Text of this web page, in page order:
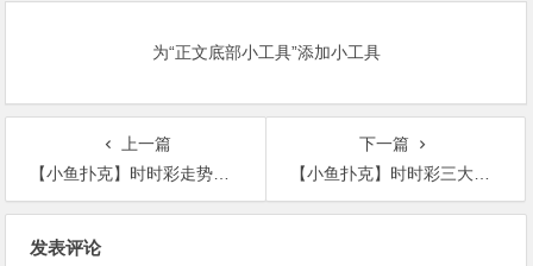
为“正文底部小工具”添加小工具
上一篇
【小鱼扑克】时时彩走势回顾与前瞻：数据分析如何优化投注策略？
下一篇
【小鱼扑克】时时彩三大玩法对比：单选、组选与龙虎斗，哪种更适合你？
发表评论